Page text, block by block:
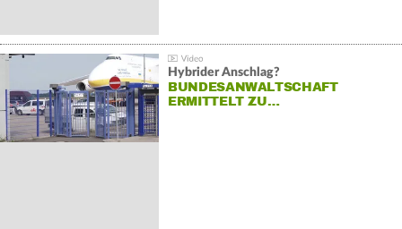
Hybrider Anschlag?
BUNDESANWALTSCHAFT
ERMITTELT ZU…